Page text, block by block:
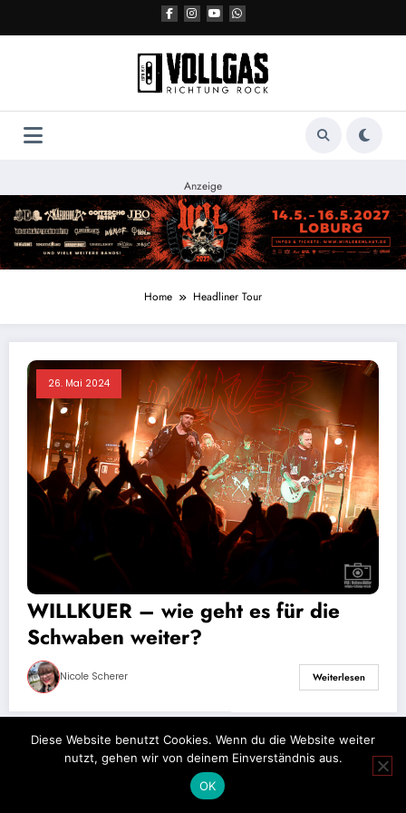
Anzeige
Home Headliner Tour
26. Mai 2024
WILLKUER – wie geht es für die
Schwaben weiter?
Nicole Scherer Weiterlesen
Impressum Datenschutz
Diese Website benutzt Cookies. Wenn du die Website weiter
nutzt, gehen wir von deinem Einverständnis aus.
OK